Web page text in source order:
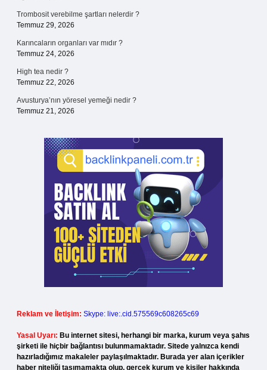
Trombosit verebilme şartları nelerdir ?
Temmuz 29, 2026
Karıncaların organları var mıdır ?
Temmuz 24, 2026
High tea nedir ?
Temmuz 22, 2026
Avusturya’nın yöresel yemeği nedir ?
Temmuz 21, 2026
Reklam ve İletişim: Skype: live:.cid.575569c608265c69
Yasal Uyarı: Bu internet sitesi, herhangi bir marka, kurum veya şahıs
şirketi ile hiçbir bağlantısı bulunmamaktadır. Sitede yalnızca kendi
hazırladığımız makaleler paylaşılmaktadır. Burada yer alan içerikler
haber niteliği taşımamakta olup, gerçek kurum ve kişiler hakkında